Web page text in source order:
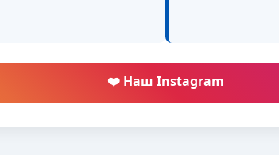
❤️ Наш Instagram